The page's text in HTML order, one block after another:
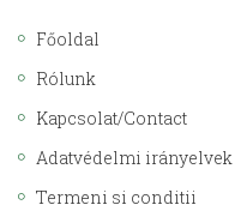
Főoldal
Rólunk
Kapcsolat/Contact
Adatvédelmi irányelvek
Termeni si conditii